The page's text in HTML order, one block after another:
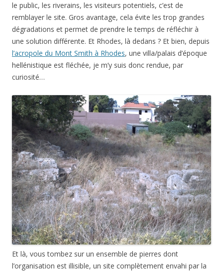
le public, les riverains, les visiteurs potentiels, c’est de
remblayer le site. Gros avantage, cela évite les trop grandes
dégradations et permet de prendre le temps de réfléchir à
une solution différente. Et Rhodes, là dedans ? Et bien, depuis
l’acropole du Mont Smith à Rhodes, une villa/palais d’époque
hellénistique est fléchée, je m’y suis donc rendue, par
curiosité…
Et là, vous tombez sur un ensemble de pierres dont
l’organisation est illisible, un site complètement envahi par la